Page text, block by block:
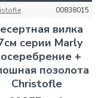
00838015
вилка
серии Marly
+
позолота
Christofle